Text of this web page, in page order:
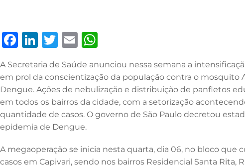
F
c
e
b
o
o
k
Li
k
e
dI
n
T
it
te
r
E
ai
l
at
s
A
p
A Secretaria de Saúde anunciou nessa semana a
em prol da conscientização da população contra o mosquito
Dengue. Ações de nebulização e distribuição de panfletos
em todos os bairros da cidade, com a setorização
quantidade de casos. O governo de São Paulo decretou
epidemia de Dengue.
A megaoperação se inicia nesta quarta, dia 06, no bloco que
casos em Capivari, sendo nos bairros Residencial Santa Rita,